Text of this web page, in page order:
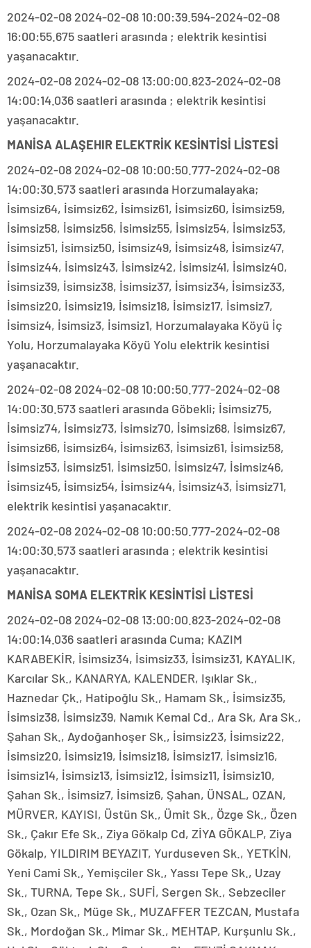
2024-02-08 2024-02-08 10:00:39.594-2024-02-08
16:00:55.675 saatleri arasında ; elektrik kesintisi
yaşanacaktır.
2024-02-08 2024-02-08 13:00:00.823-2024-02-08
14:00:14.036 saatleri arasında ; elektrik kesintisi
yaşanacaktır.
MANİSA ALAŞEHIR ELEKTRİK KESİNTİSİ LİSTESİ
2024-02-08 2024-02-08 10:00:50.777-2024-02-08
14:00:30.573 saatleri arasında Horzumalayaka;
İsimsiz64, İsimsiz62, İsimsiz61, İsimsiz60, İsimsiz59,
İsimsiz58, İsimsiz56, İsimsiz55, İsimsiz54, İsimsiz53,
İsimsiz51, İsimsiz50, İsimsiz49, İsimsiz48, İsimsiz47,
İsimsiz44, İsimsiz43, İsimsiz42, İsimsiz41, İsimsiz40,
İsimsiz39, İsimsiz38, İsimsiz37, İsimsiz34, İsimsiz33,
İsimsiz20, İsimsiz19, İsimsiz18, İsimsiz17, İsimsiz7,
İsimsiz4, İsimsiz3, İsimsiz1, Horzumalayaka Köyü İç
Yolu, Horzumalayaka Köyü Yolu elektrik kesintisi
yaşanacaktır.
2024-02-08 2024-02-08 10:00:50.777-2024-02-08
14:00:30.573 saatleri arasında Göbekli; İsimsiz75,
İsimsiz74, İsimsiz73, İsimsiz70, İsimsiz68, İsimsiz67,
İsimsiz66, İsimsiz64, İsimsiz63, İsimsiz61, İsimsiz58,
İsimsiz53, İsimsiz51, İsimsiz50, İsimsiz47, İsimsiz46,
İsimsiz45, İsimsiz54, İsimsiz44, İsimsiz43, İsimsiz71,
elektrik kesintisi yaşanacaktır.
2024-02-08 2024-02-08 10:00:50.777-2024-02-08
14:00:30.573 saatleri arasında ; elektrik kesintisi
yaşanacaktır.
MANİSA SOMA ELEKTRİK KESİNTİSİ LİSTESİ
2024-02-08 2024-02-08 13:00:00.823-2024-02-08
14:00:14.036 saatleri arasında Cuma; KAZIM
KARABEKİR, İsimsiz34, İsimsiz33, İsimsiz31, KAYALIK,
Karcılar Sk., KANARYA, KALENDER, Işıklar Sk.,
Haznedar Çk., Hatipoğlu Sk., Hamam Sk., İsimsiz35,
İsimsiz38, İsimsiz39, Namık Kemal Cd., Ara Sk, Ara Sk.,
Şahan Sk., Aydoğanhoşer Sk., İsimsiz23, İsimsiz22,
İsimsiz20, İsimsiz19, İsimsiz18, İsimsiz17, İsimsiz16,
İsimsiz14, İsimsiz13, İsimsiz12, İsimsiz11, İsimsiz10,
Şahan Sk., İsimsiz7, İsimsiz6, Şahan, ÜNSAL, OZAN,
MÜRVER, KAYISI, Üstün Sk., Ümit Sk., Özge Sk., Özen
Sk., Çakır Efe Sk., Ziya Gökalp Cd, ZİYA GÖKALP, Ziya
Gökalp, YILDIRIM BEYAZIT, Yurduseven Sk., YETKİN,
Yeni Cami Sk., Yemişciler Sk., Yassı Tepe Sk., Uzay
Sk., TURNA, Tepe Sk., SUFİ, Sergen Sk., Sebzeciler
Sk., Ozan Sk., Müge Sk., MUZAFFER TEZCAN, Mustafa
Sk., Mordoğan Sk., Mimar Sk., MEHTAP, Kurşunlu Sk.,